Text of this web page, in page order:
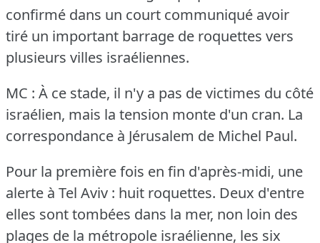
confirmé dans un court communiqué avoir
tiré un important barrage de roquettes vers
plusieurs villes israéliennes.
MC : À ce stade, il n'y a pas de victimes du côté
israélien, mais la tension monte d'un cran. La
correspondance à Jérusalem de Michel Paul.
Pour la première fois en fin d'après-midi, une
alerte à Tel Aviv : huit roquettes. Deux d'entre
elles sont tombées dans la mer, non loin des
plages de la métropole israélienne, les six